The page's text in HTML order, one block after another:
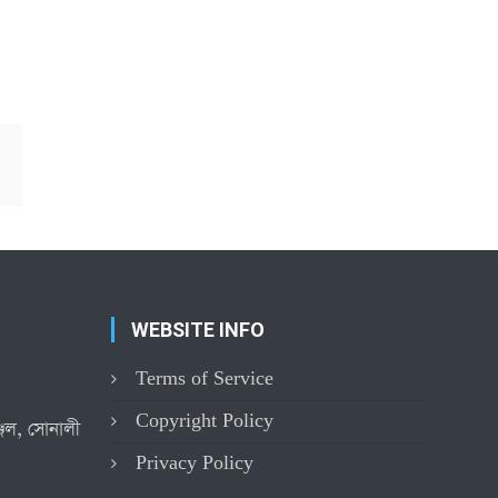
সোনালী
WEBSITE INFO
Terms of Service
Copyright Policy
Privacy Policy